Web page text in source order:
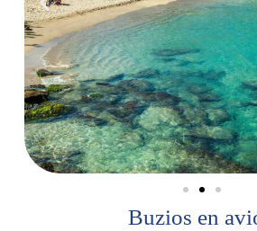
Buzios en